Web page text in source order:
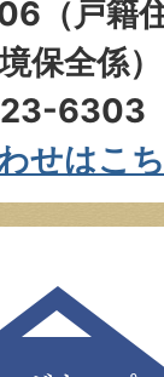
（戸籍
全係）
23-6303
せはこ